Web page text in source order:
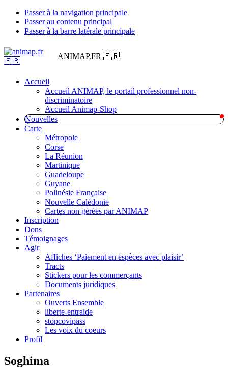
Passer à la navigation principale
Passer au contenu principal
Passer à la barre latérale principale
ANIMAP.FR 🇫🇷
Accueil
Accueil ANIMAP, le portail professionnel non-
discriminatoire
Accueil Animap-Shop
Nouvelles
Carte
Métropole
Corse
La Réunion
Martinique
Guadeloupe
Guyane
Polinésie Française
Nouvelle Calédonie
Cartes non gérées par ANIMAP
Inscription
Dons
Témoignages
Agir
Affiches ‘Paiement en espèces avec plaisir’
Tracts
Stickers pour les commerçants
Documents juridiques
Partenaires
Ouverts Ensemble
liberte-entraide
stopcovipass
Les voix du coeurs
Profil
Soghima